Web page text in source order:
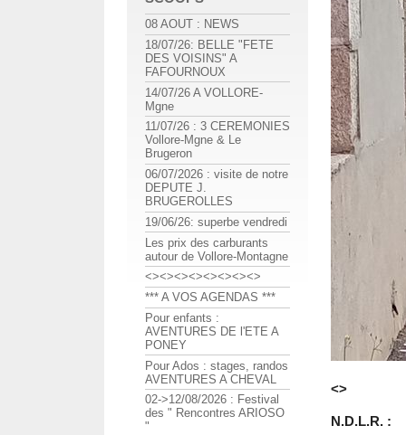
<>
N.D.L.R. :
08 AOUT : NEWS
18/07/26: BELLE "FETE
DES VOISINS" A
FAFOURNOUX
14/07/26 A VOLLORE-
Mgne
11/07/26 : 3 CEREMONIES
Vollore-Mgne & Le
Brugeron
06/07/2026 : visite de notre
DEPUTE J.
BRUGEROLLES
19/06/26: superbe vendredi
Les prix des carburants
autour de Vollore-Montagne
<><><><><><><><>
*** A VOS AGENDAS ***
Pour enfants :
AVENTURES DE l'ETE A
PONEY
Pour Ados : stages, randos
AVENTURES A CHEVAL
02->12/08/2026 : Festival
des " Rencontres ARIOSO
"